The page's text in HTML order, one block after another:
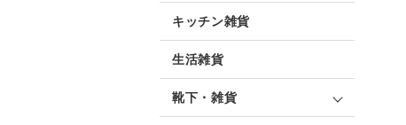
キッチン雑貨
生活雑貨
靴下・雑貨